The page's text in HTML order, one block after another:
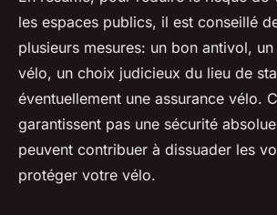
les espaces publics, il est conseillé
plusieurs mesures: un bon antivol,
vélo, un choix judicieux du lieu de
éventuellement une assurance vélo.
garantissent pas une sécurité
peuvent contribuer à dissuader les
protéger votre vélo.